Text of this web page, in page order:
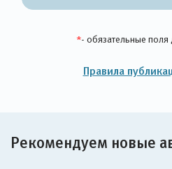
*- обязательные поля
Правила
Рекомендуем новые